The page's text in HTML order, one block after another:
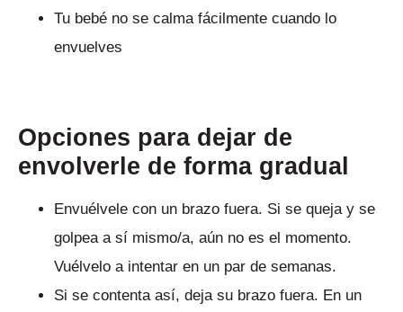
Tu bebé no se calma fácilmente cuando lo
envuelves
Opciones para dejar de
envolverle de forma gradual
Envuélvele con un brazo fuera. Si se queja y se
golpea a sí mismo/a, aún no es el momento.
Vuélvelo a intentar en un par de semanas.
Si se contenta así, deja su brazo fuera. En un